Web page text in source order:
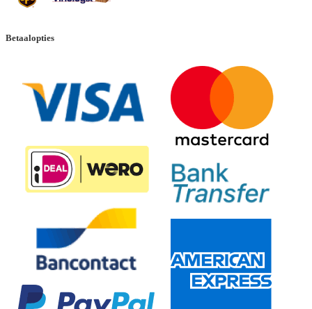
Betaalopties